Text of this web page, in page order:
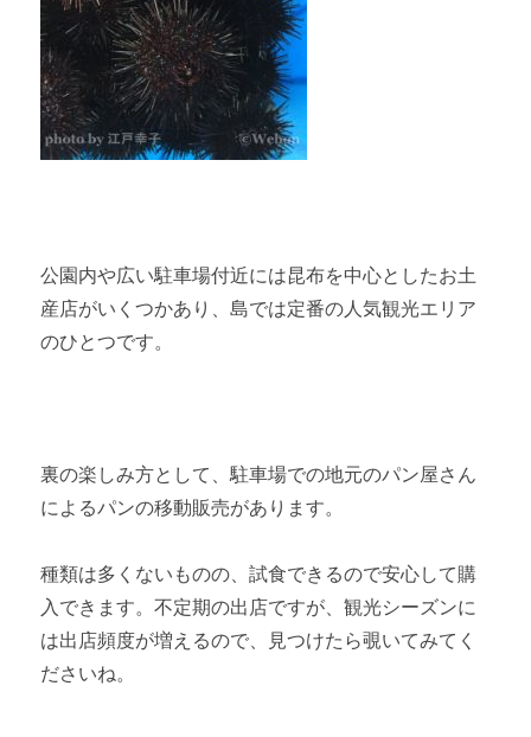
公園内や広い駐車場付近には昆布を中心としたお土
産店がいくつかあり、島では定番の人気観光エリア
のひとつです。
裏の楽しみ方として、駐車場での地元のパン屋さん
によるパンの移動販売があります。
種類は多くないものの、試食できるので安心して購
入できます。不定期の出店ですが、観光シーズンに
は出店頻度が増えるので、見つけたら覗いてみてく
ださいね。